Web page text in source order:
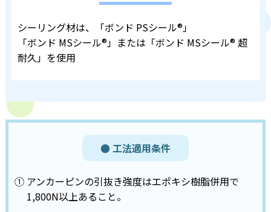
シーリング材は、「ボンド PSシール®」
「ボンド MSシール®」または「ボンド MSシール® 超
耐久」を使用
● 工法適用条件
① アンカーピンの引抜き強度はエポキシ樹脂併用で
1,800N以上あること。